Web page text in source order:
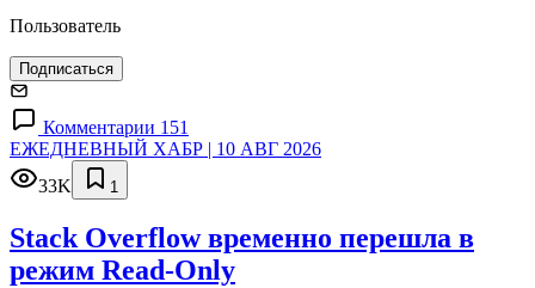
Пользователь
Подписаться
Комментарии 151
ЕЖЕДНЕВНЫЙ ХАБР | 10 АВГ 2026
33K
1
Stack Overflow временно перешла в
режим Read-Only